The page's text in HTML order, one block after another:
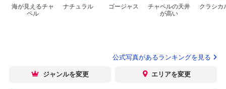
海が見えるチャ
ペル
ナチュラル ゴージャス
チャペルの天井
が高い
クラシカ
公式写真があるランキングを見る
ジャンルを変更 エリアを変更